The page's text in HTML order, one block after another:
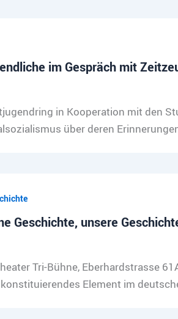
im Gespräch mit
in Kooperation mit den
über deren
Geschichte, unsere
Tri-Bühne, Eberhardstrasse
Element im